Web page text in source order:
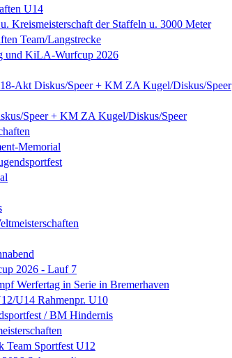
U14
Kreismeisterschaft der Staffeln u. 3000 Meter
Team/Langstrecke
und KiLA-Wurfcup 2026
Akt Diskus/Speer + KM ZA Kugel/Diskus/Speer
Speer + KM ZA Kugel/Diskus/Speer
Memorial
2026 - Lauf 7
Werfertag in Serie in Bremerhaven
U14 Rahmenpr. U10
/ BM Hindernis
Team Sportfest U12